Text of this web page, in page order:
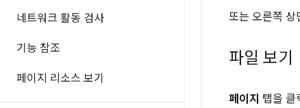
네트워크 활동 검사
기능 참조
페이지 리소스 보기
또는 오른쪽 상
파일 보기
페이지 탭을 클